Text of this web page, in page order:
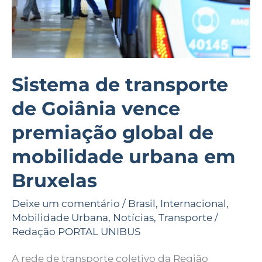
Sistema de transporte
de Goiânia vence
premiação global de
mobilidade urbana em
Bruxelas
Deixe um comentário / Brasil, Internacional,
Mobilidade Urbana, Notícias, Transporte /
Redação PORTAL UNIBUS
A rede de transporte coletivo da Região
global
de
mobilidade
urbana
Bruxelas